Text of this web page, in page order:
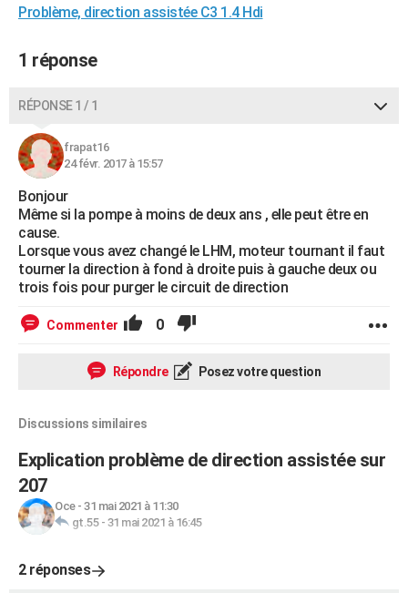
BONS PLANS
CARTE DE VOEUX
COPAINS D'AVANT
S'inscrire
Se connecter
Lycées
Collèges
Primaires
Universités
Entreprises
Service militaire
Avis de recherche
AVIS DE DÉCÈS
FORUM
Bricolage
Lifestyle
Culture
Sport
Auto
Television
Voyage
Cinema
Problème, direction assistée C3 1.4 Hdi
1 réponse
RÉPONSE 1 / 1
frapat16
24 févr. 2017 à 15:57
Bonjour
Même si la pompe à moins de deux ans , elle peut être en
cause.
Lorsque vous avez changé le LHM, moteur tournant il faut
tourner la direction à fond à droite puis à gauche deux ou
trois fois pour purger le circuit de direction
Commenter 0
Répondre Posez votre question
Discussions similaires
Explication problème de direction assistée sur
207
Oce- 31 mai 2021 à 11:30
gt.55- 31 mai 2021 à 16:45
2 réponses